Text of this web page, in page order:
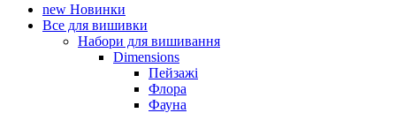
new Новинки
Все для вишивки
Набори для вишивання
Dimensions
Пейзажі
Флора
Фауна